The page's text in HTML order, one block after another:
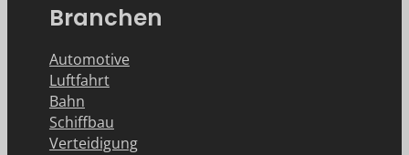
Branchen
Automotive
Luftfahrt
Bahn
Schiffbau
Verteidigung